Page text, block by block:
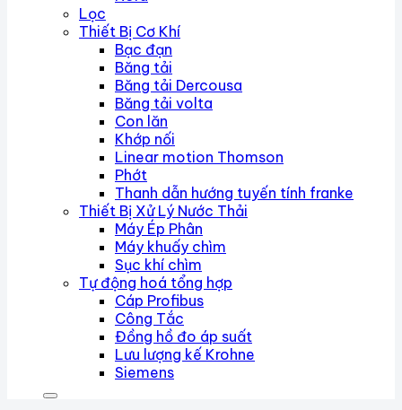
Lọc
Thiết Bị Cơ Khí
Bạc đạn
Băng tải
Băng tải Dercousa
Băng tải volta
Con lăn
Khớp nối
Linear motion Thomson
Phớt
Thanh dẫn hướng tuyến tính franke
Thiết Bị Xử Lý Nước Thải
Máy Ép Phân
Máy khuấy chìm
Sục khí chìm
Tự động hoá tổng hợp
Cáp Profibus
Công Tắc
Đồng hồ đo áp suất
Lưu lượng kế Krohne
Siemens